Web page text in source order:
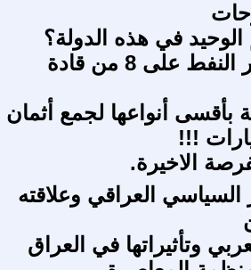
في هذه الدولة؟
نندد بشدة باعتداء وزير النفط على 8 من قادة
أنواعها لجمع أثمان
!!!
الاخيرة.
العراقي وعلاقته
وتأثيراتها في العراق